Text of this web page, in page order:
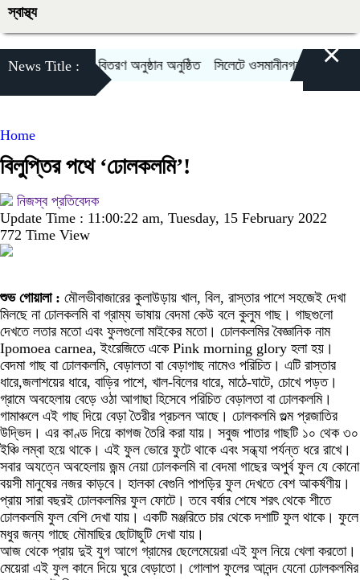
স্বাস্থ্য
News Title :
কারাতে বেল্ট বিতরণ অনুষ্ঠান অনুষ্ঠিত সিলেটে ওসমানীনগরে দুই বাসের×
Home
বিলুপ্তির পথে ‘ঢোলকলমি’!
নিজস্ব প্রতিবেদক
Update Time : 11:00:22 am, Tuesday, 15 February 2022
772 Time View
শুভ গোয়ালা : মৌলভীবাজারের কুলাউড়ায় খাল, বিল, রাস্তার পাশে সহজেই দেখা
মিলছে না ঢোলকলমি বা গ্রাম্য ভাষায় বেদমা কেউ বলে কুলুম গাছ। গাছগুলো
দেখতে লতার মতো এবং ফুলগুলো মাইকের মতো। ঢোলকলমির বৈজ্ঞানিক নাম
Ipomoea carnea, ইংরেজিতে একে Pink morning glory হলা হয়।
বেদমা গাছ বা ঢোলকলমি, বেড়ালতা বা বেড়াগাছ নামেও পরিচিত। এটি রাস্তার
ধারে,জলাশয়ের ধারে, বাড়ির পাশে, খাল-বিলের ধারে, মাঠে-ঘাটে, চোখে পড়ত।
গ্রামে অবহেলায় বেড়ে ওঠা আগাছা হিসেবে পরিচিত বেড়ালতা বা ঢোলকলমি।
গামাঞ্চলে এই গাছ দিয়ে বেড়া তৈরীর প্রচলন আছে। ঢোলকলমি গুল্ম প্রজাতির
উদ্ভিদ। এর কাণ্ড দিয়ে কাগজ তৈরি করা যায়। সবুজ পাতার গাছটি ১০ থেক ৩০
ইঞ্চি লম্বা হয়ে থাকে। এই ফুল ভোরে ফুটে থাকে এবং সন্ধ্যা পর্যন্ত ধরে রাখে।
সবার অযত্নে অবহেলায় জন্ম নেয়া ঢোলকলমি বা বেদমা গাছের অপুর্ব ফুল যে কোনো
বয়সী মানুষের নজর কাড়বে। হালকা বেগুনি পাপড়ির ফুল দেখতে বেশ আকর্ষণীয়।
প্রায় সারা বছরই ঢোলকলমির ফুল ফোটে। তবে বর্ষার শেষে শরৎ থেকে শীতে
ঢোলকলমি ফুল বেশি দেখা যায়। একটি মঞ্জরিতে চার থেকে দশাটি ফুল থাকে। ফুলে
মধুর জন্য গাছে মৌমাছির ছোটাছুটি দেখা যায়।
আজ থেকে প্রায় দুই যুগ আগে গ্রামের ছেলেমেয়েরা এই ফুল নিয়ে খেলা করতো।
মেয়েরা এই ফুল কানে দিয়ে ঘুরে বেড়াতো। গোলাপ ফুলের আনন্দ যেনো ঢোলকলমির